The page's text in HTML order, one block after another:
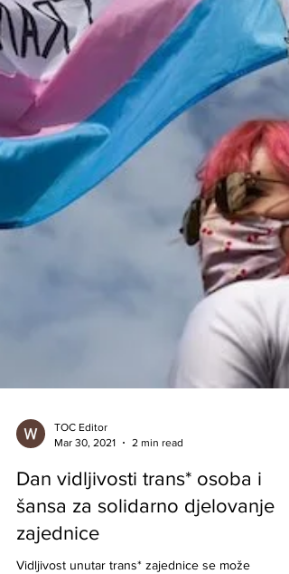
Mar 30, 2021
2 min read
Dan vidljivosti trans* osoba i
šansa za solidarno djelovanje
zajednice